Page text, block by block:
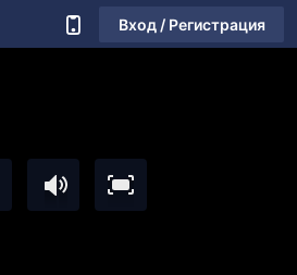
Вход / Регистрация